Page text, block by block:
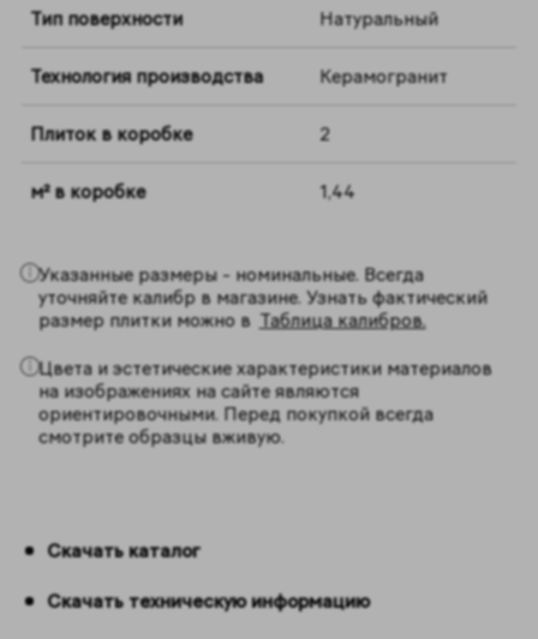
Тип поверхности Натуральный
Технология производства Керамогранит
Плиток в коробке 2
м² в коробке 1,44
Указанные размеры - номинальные. Всегда
уточняйте калибр в магазине. Узнать фактический
размер плитки можно в Таблица калибров.
Цвета и эстетические характеристики материалов
на изображениях на сайте являются
ориентировочными. Перед покупкой всегда
смотрите образцы вживую.
Скачать каталог
Скачать техническую информацию